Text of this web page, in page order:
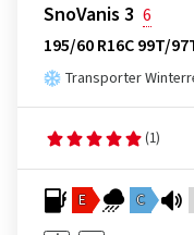
SnoVanis 3 6
195/60 R16C 99T/
Transporter
(1)
E C